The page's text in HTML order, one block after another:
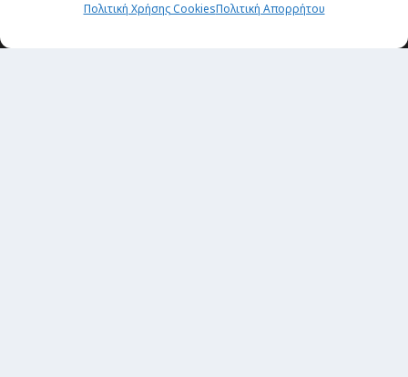
Πολιτική Χρήσης CookiesΠολιτική Απορρήτου
“H μόνη επένδυση από την οποία δεν έχεις